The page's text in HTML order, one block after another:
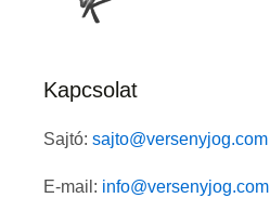
Kapcsolat
Sajtó: sajto@versenyjog.com
E-mail: info@versenyjog.com